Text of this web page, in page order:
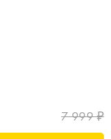
7 999 ₽